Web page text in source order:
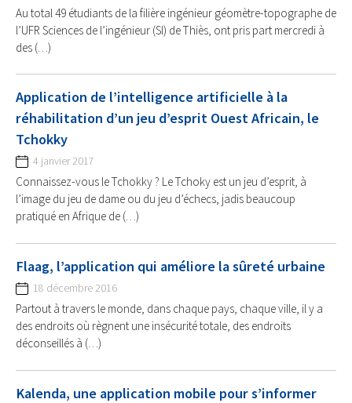
Au total 49 étudiants de la filière ingénieur géomètre-topographe de
l’UFR Sciences de l’ingénieur (SI) de Thiès, ont pris part mercredi à
des (…)
Application de l’intelligence artificielle à la
réhabilitation d’un jeu d’esprit Ouest Africain, le
Tchokky
4 janvier 2017
Connaissez-vous le Tchokky ? Le Tchoky est un jeu d’esprit, à
l’image du jeu de dame ou du jeu d’échecs, jadis beaucoup
pratiqué en Afrique de (…)
Flaag, l’application qui améliore la sûreté urbaine
18 décembre 2016
Partout à travers le monde, dans chaque pays, chaque ville, il y a
des endroits où règnent une insécurité totale, des endroits
déconseillés à (…)
Kalenda, une application mobile pour s’informer